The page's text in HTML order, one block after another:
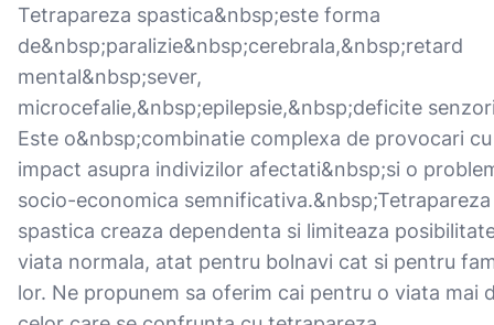
Tetrapareza spastica&nbsp;este forma
de&nbsp;paralizie&nbsp;cerebrala,&nbsp;retard
mental&nbsp;sever,
microcefalie,&nbsp;epilepsie,&nbsp;deficite
Este o&nbsp;combinatie complexa de provocari cu
impact asupra indivizilor afectati&nbsp;si o
socio-economica semnificativa.&nbsp;Tetrapareza
spastica creaza dependenta si limiteaza
viata normala, atat pentru bolnavi cat si pentru
lor. Ne propunem sa oferim cai pentru o viata mai